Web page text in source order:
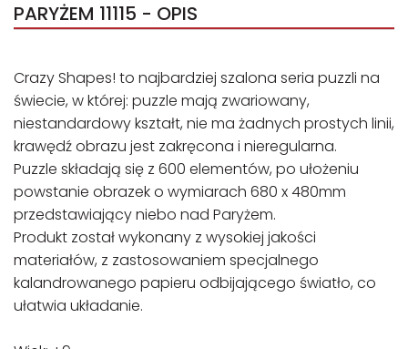
PARYŻEM 11115 - OPIS
Crazy Shapes! to najbardziej szalona seria puzzli na
świecie, w której: puzzle mają zwariowany,
niestandardowy kształt, nie ma żadnych prostych linii,
krawędź obrazu jest zakręcona i nieregularna.
Puzzle składają się z 600 elementów, po ułożeniu
powstanie obrazek o wymiarach 680 x 480mm
przedstawiający niebo nad Paryżem.
Produkt został wykonany z wysokiej jakości
materiałów, z zastosowaniem specjalnego
kalandrowanego papieru odbijającego światło, co
ułatwia układanie.